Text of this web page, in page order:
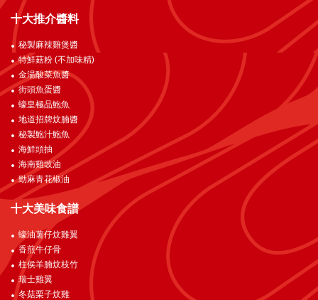
十大推介醬料
秘製麻辣雞煲醬
特鮮菇粉 (不加味精)
金湯酸菜魚醬
街頭魚蛋醬
蠔皇極品鮑魚
地道招牌炆腩醬
秘製鮑汁鮑魚
海鮮頭抽
海南雞豉油
勁麻青花椒油
十大美味食譜
蠔油薯仔炆雞翼
香煎牛仔骨
柱侯羊腩炆枝竹
瑞士雞翼
冬菇栗子炆雞